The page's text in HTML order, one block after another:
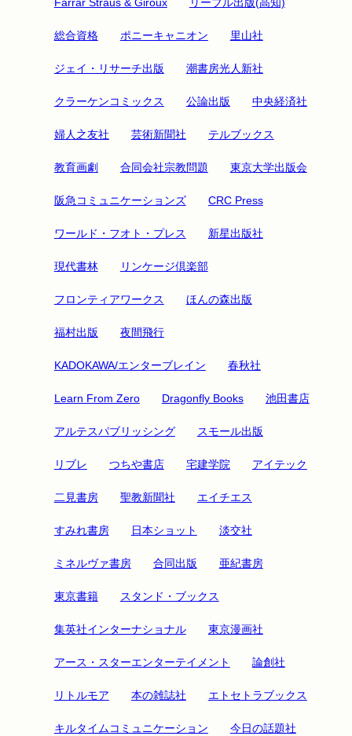
Farrar Straus & Giroux リーブル出版(高知)
総合資格 ポニーキャニオン 里山社
ジェイ・リサーチ出版 潮書房光人新社
クラーケンコミックス 公論出版 中央経済社
婦人之友社 芸術新聞社 テルブックス
教育画劇 合同会社宗教問題 東京大学出版会
阪急コミュニケーションズ CRC Press
ワールド・フオト・プレス 新星出版社
現代書林 リンケージ倶楽部
フロンティアワークス ほんの森出版
福村出版 夜間飛行
KADOKAWA/エンターブレイン 春秋社
Learn From Zero Dragonfly Books 池田書店
アルテスパブリッシング スモール出版
リブレ つちや書店 宅建学院 アイテック
二見書房 聖教新聞社 エイチエス
すみれ書房 日本ショット 淡交社
ミネルヴァ書房 合同出版 亜紀書房
東京書籍 スタンド・ブックス
集英社インターナショナル 東京漫画社
アース・スターエンターテイメント 論創社
リトルモア 本の雑誌社 エトセトラブックス
キルタイムコミュニケーション 今日の話題社